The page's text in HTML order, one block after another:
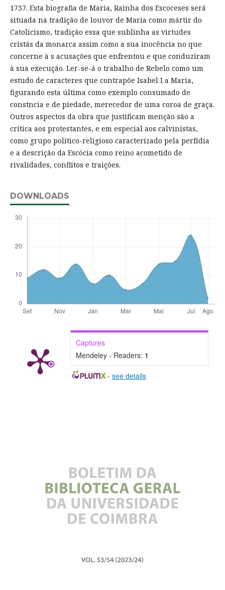
1737. Esta biografia de Maria, Rainha dos Escoceses será
situada na tradição de louvor de Maria como mártir do
Catolicismo, tradição essa que sublinha as virtudes
cristãs da monarca assim como a sua inocência no que
concerne à s acusações que enfrentou e que conduziram
à sua execução. Ler-se-á o trabalho de Rebelo como um
estudo de caracteres que contrapõe Isabel I a Maria,
figurando esta última como exemplo consumado de
constncia e de piedade, merecedor de uma coroa de graça.
Outros aspectos da obra que justificam menção são a
crítica aos protestantes, e em especial aos calvinistas,
como grupo político-religioso caracterizado pela perfídia
e a descrição da Escócia como reino acometido de
rivalidades, conflitos e traições.
DOWNLOADS
Captures
Mendeley - Readers: 1
- see details